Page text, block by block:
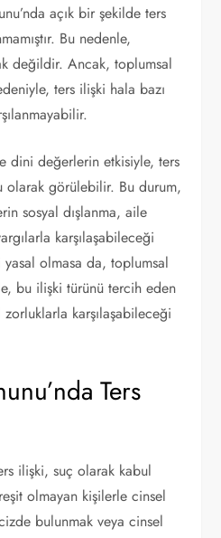
açık bir şekilde ters
Bu nedenle,
değildir. Ancak, toplumsal
ters ilişki hala bazı
dini değerlerin etkisiyle, ters
olarak görülebilir. Bu durum,
sosyal dışlanma, aile
karşılaşabileceği
yasal olmasa da, toplumsal
bu ilişki türünü tercih eden
karşılaşabileceği
Ters
ilişki, suç olarak kabul
olmayan kişilerle cinsel
bulunmak veya cinsel